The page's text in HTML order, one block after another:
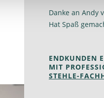
Danke an Andy
Hat Spaß
ENDKUNDEN
MIT
STEHLE-